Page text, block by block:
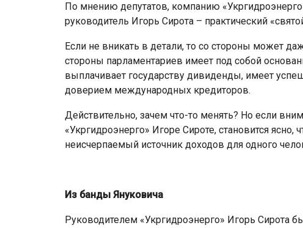
По мнению депутатов, компанию
руководитель Игорь Сирота – практический
Если не вникать в детали, то со стороны может
стороны парламентариев имеет под собой
выплачивает государству дивиденды, имеет
доверием международных кредиторов.
Действительно, зачем что-то менять? Но если
«Укргидроэнерго» Игоре Сироте, становится
неисчерпаемый источник доходов для одного
Из банды Януковича
Руководителем «Укргидроэнерго» Игорь Сирота